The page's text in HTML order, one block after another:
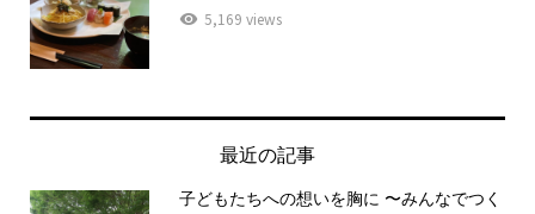
5,169 views
最近の記事
子どもたちへの想いを胸に 〜みんなでつく